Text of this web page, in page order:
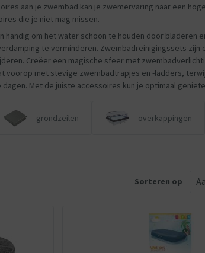
aan je zwembad kan je zwemervaring naar een
die je niet mag missen.
handig om het water schoon te houden door bladeren
te verminderen. Zwembadreinigingssets
Creëer een magische sfeer met
voorop met stevige zwembadtrapjes en -ladders,
Met de juiste accessoires kun je optimaal
grondzeilen overkappingen
Sorteren op